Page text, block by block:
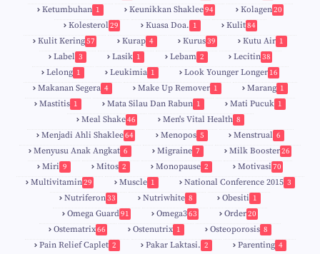
Ketumbuhan 1 Keunikkan Shaklee94 Kolagen20
Kolesterol29 Kuasa Doa. 1 Kulit84
Kulit Kering57 Kurap 4 Kurus39 Kutu Air 1
Label 3 Lasik 1 Lebam 2 Lecitin38
Lelong 1 Leukimia 1 Look Younger Longer 16
Makanan Segera 4 Make Up Remover 1 Marang 1
Mastitis 1 Mata Silau Dan Rabun 1 Mati Pucuk 1
Meal Shake46 Men's Vital Health 8
Menjadi Ahli Shaklee64 Menopos 5 Menstrual 6
Menyusu Anak Angkat 6 Migraine 7 Milk Booster26
Miri 9 Mitos 2 Monopause 2 Motivasi 70
Multivitamin29 Muscle 1 National Conference 2015 3
Nutriferon33 Nutriwhite 8 Obesiti 1
Omega Guard91 Omega363 Order20
Ostematrix66 Ostenutrix 1 Osteoporosis 8
Pain Relief Caplet 2 Pakar Laktasi. 2 Parenting 4